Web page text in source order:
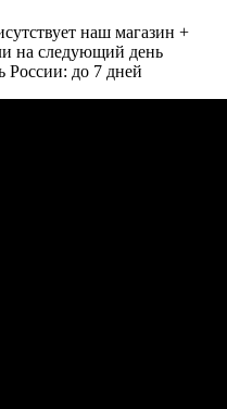
наш магазин +
на следующий день
России: до 7 дней